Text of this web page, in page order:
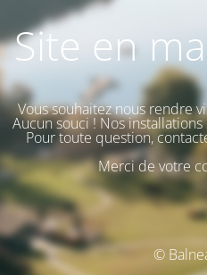
Site en
Vous souhaitez nous rendre
Aucun souci ! Nos
Pour toute question,
Merci de votre
©